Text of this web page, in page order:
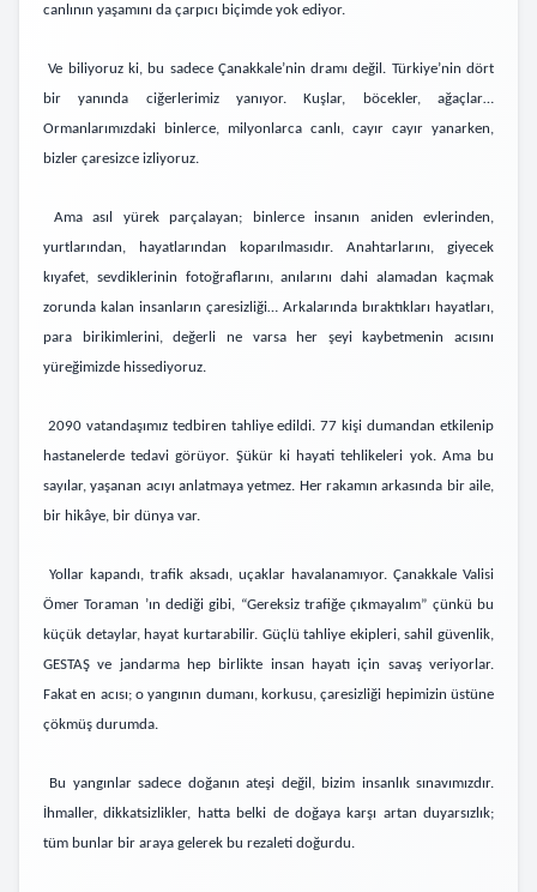
canlının yaşamını da çarpıcı biçimde yok ediyor.
Ve biliyoruz ki, bu sadece Çanakkale’nin dramı değil. Türkiye’nin dört
bir yanında ciğerlerimiz yanıyor. Kuşlar, böcekler, ağaçlar…
Ormanlarımızdaki binlerce, milyonlarca canlı, cayır cayır yanarken,
bizler çaresizce izliyoruz.
Ama asıl yürek parçalayan; binlerce insanın aniden evlerinden,
yurtlarından, hayatlarından koparılmasıdır. Anahtarlarını, giyecek
kıyafet, sevdiklerinin fotoğraflarını, anılarını dahi alamadan kaçmak
zorunda kalan insanların çaresizliği… Arkalarında bıraktıkları hayatları,
para birikimlerini, değerli ne varsa her şeyi kaybetmenin acısını
yüreğimizde hissediyoruz.
2090 vatandaşımız tedbiren tahliye edildi. 77 kişi dumandan etkilenip
hastanelerde tedavi görüyor. Şükür ki hayati tehlikeleri yok. Ama bu
sayılar, yaşanan acıyı anlatmaya yetmez. Her rakamın arkasında bir aile,
bir hikâye, bir dünya var.
Yollar kapandı, trafik aksadı, uçaklar havalanamıyor. Çanakkale Valisi
Ömer Toraman ’ın dediği gibi, “Gereksiz trafiğe çıkmayalım” çünkü bu
küçük detaylar, hayat kurtarabilir. Güçlü tahliye ekipleri, sahil güvenlik,
GESTAŞ ve jandarma hep birlikte insan hayatı için savaş veriyorlar.
Fakat en acısı; o yangının dumanı, korkusu, çaresizliği hepimizin üstüne
çökmüş durumda.
Bu yangınlar sadece doğanın ateşi değil, bizim insanlık sınavımızdır.
İhmaller, dikkatsizlikler, hatta belki de doğaya karşı artan duyarsızlık;
tüm bunlar bir araya gelerek bu rezaleti doğurdu.